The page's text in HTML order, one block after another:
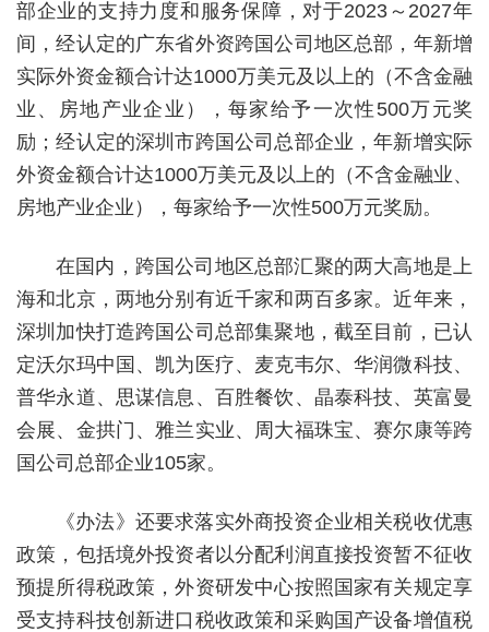
部企业的支持力度和服务保障，对于2023～2027年
间，经认定的广东省外资跨国公司地区总部，年新增
实际外资金额合计达1000万美元及以上的（不含金融
业、房地产业企业），每家给予一次性500万元奖
励；经认定的深圳市跨国公司总部企业，年新增实际
外资金额合计达1000万美元及以上的（不含金融业、
房地产业企业），每家给予一次性500万元奖励。
在国内，跨国公司地区总部汇聚的两大高地是上
海和北京，两地分别有近千家和两百多家。近年来，
深圳加快打造跨国公司总部集聚地，截至目前，已认
定沃尔玛中国、凯为医疗、麦克韦尔、华润微科技、
普华永道、思谋信息、百胜餐饮、晶泰科技、英富曼
会展、金拱门、雅兰实业、周大福珠宝、赛尔康等跨
国公司总部企业105家。
《办法》还要求落实外商投资企业相关税收优惠
政策，包括境外投资者以分配利润直接投资暂不征收
预提所得税政策，外资研发中心按照国家有关规定享
受支持科技创新进口税收政策和采购国产设备增值税